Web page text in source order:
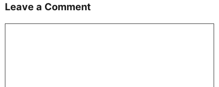
Leave a Comment